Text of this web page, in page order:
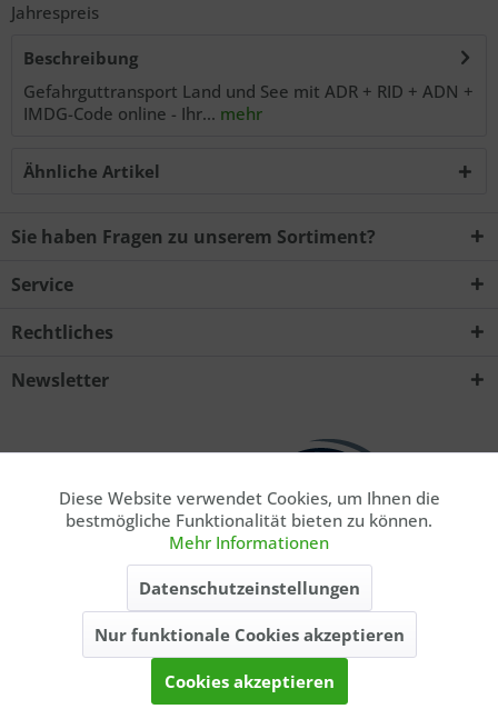
genommen.. *
Senden
Jahrespreis
Beschreibung
Gefahrguttransport Land und See mit ADR + RID + ADN +
IMDG-Code online - Ihr... mehr
Ähnliche Artikel
Sie haben Fragen zu unserem Sortiment?
Service
Rechtliches
Newsletter
* Privatkunde. Alle Preise inkl. gesetzl. Mehrwertsteuer zzgl.
Versandkosten, wenn nicht anders beschrieben. Die
Deutschlands, Lieferzeiten für andere Länder entnehmen Sie bitte der
SchaltflächeVersand & Zahlung
Funktionale Aktiv
Aktiv
Tracking Aktiv
Diese Website verwendet Cookies, um Ihnen die
bestmögliche Funktionalität bieten zu können.
Mehr Informationen
Datenschutzeinstellungen
Nur funktionale Cookies akzeptieren
Cookies akzeptieren